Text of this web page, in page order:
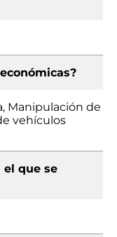
Manipulación de
vehículos
el que se